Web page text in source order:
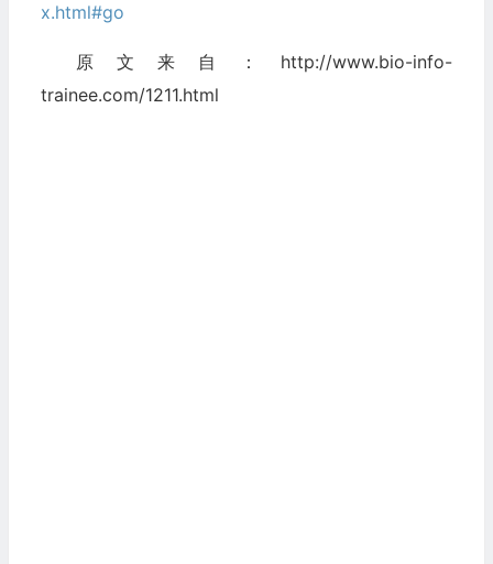
x.html#go
原文来自：http://www.bio-info-
trainee.com/1211.html